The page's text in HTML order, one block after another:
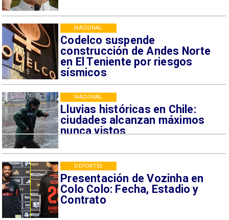
Codelco suspende
construcción de Andes Norte
en El Teniente por riesgos
sísmicos
NACIONAL
Lluvias históricas en Chile:
ciudades alcanzan máximos
nunca vistos
NACIONAL
Presentación de Vozinha en
Colo Colo: Fecha, Estadio y
Contrato
DEPORTES